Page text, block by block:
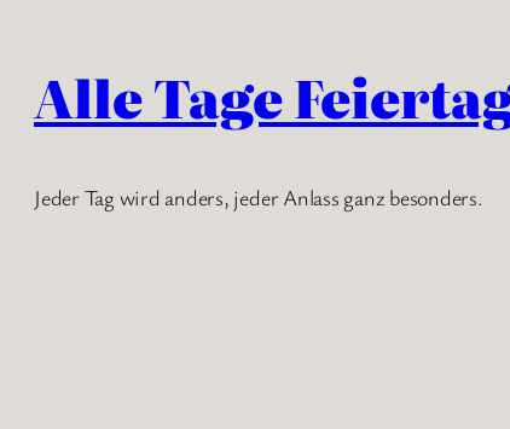
springen
Alle Tage
Jeder Tag wird anders, jeder Anlass ganz besonders.